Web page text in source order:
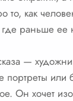
как
где раньше ее
—
портреты или
Он хочет